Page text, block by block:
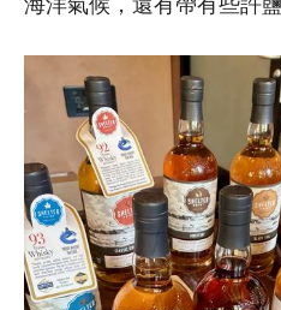
海洋氣候，還有帶有些許